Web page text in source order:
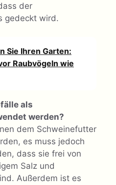
der
gedeckt wird.
Sie Ihren Garten:
Raubvögeln wie
als
werden?
dem Schweinefutter
es muss jedoch
dass sie frei von
Salz und
Außerdem ist es